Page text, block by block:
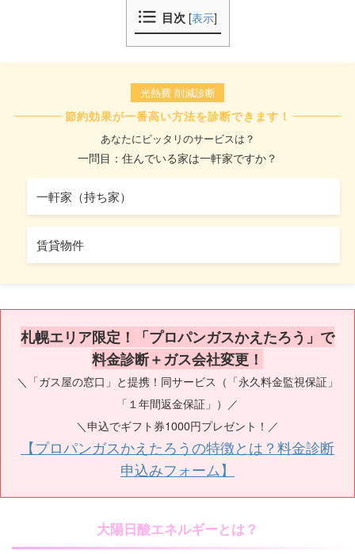
目次 [表示]
光熱費 削減診断
節約効果が一番高い方法を診断できます！
あなたにピッタリのサービスは？
一問目：住んでいる家は一軒家ですか？
一軒家（持ち家）
賃貸物件
札幌エリア限定！「プロパンガスかえたろう」で
料金診断＋ガス会社変更！
＼「ガス屋の窓口」と提携！同サービス（「永久料金監視保証」
「１年間返金保証」）／
＼申込でギフト券1000円プレゼント！／
【プロパンガスかえたろうの特徴とは？料金診断
申込みフォーム】
大陽日酸エネルギーとは？